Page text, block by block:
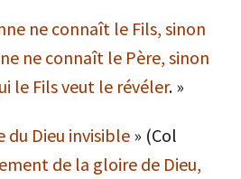
ne connaît le Fils, sinon
ne connaît le Père, sinon
le Fils veut le révéler. »
du Dieu invisible » (Col
de la gloire de Dieu,